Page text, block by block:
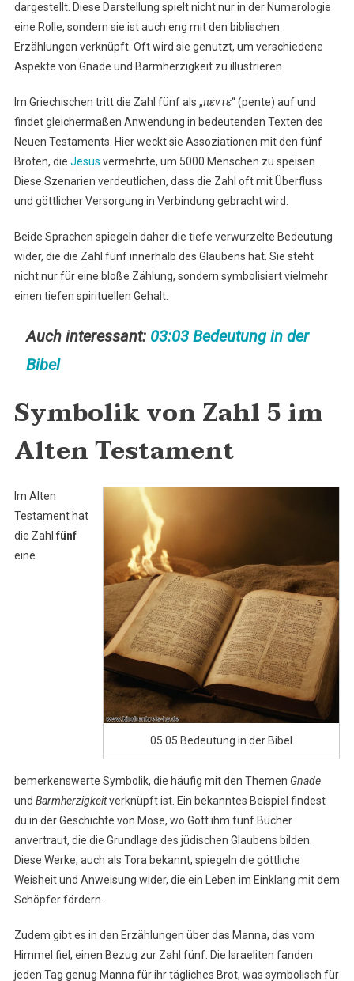
dargestellt. Diese Darstellung spielt nicht nur in der Numerologie
eine Rolle, sondern sie ist auch eng mit den biblischen
Erzählungen verknüpft. Oft wird sie genutzt, um verschiedene
Aspekte von Gnade und Barmherzigkeit zu illustrieren.
Im Griechischen tritt die Zahl fünf als „πέντε“ (pente) auf und
findet gleichermaßen Anwendung in bedeutenden Texten des
Neuen Testaments. Hier weckt sie Assoziationen mit den fünf
Broten, die Jesus vermehrte, um 5000 Menschen zu speisen.
Diese Szenarien verdeutlichen, dass die Zahl oft mit Überfluss
und göttlicher Versorgung in Verbindung gebracht wird.
Beide Sprachen spiegeln daher die tiefe verwurzelte Bedeutung
wider, die die Zahl fünf innerhalb des Glaubens hat. Sie steht
nicht nur für eine bloße Zählung, sondern symbolisiert vielmehr
einen tiefen spirituellen Gehalt.
Auch interessant: 03:03 Bedeutung in der
Bibel
Symbolik von Zahl 5 im
Alten Testament
05:05 Bedeutung in der Bibel
Im Alten
Testament hat
die Zahl fünf
eine
bemerkenswerte Symbolik, die häufig mit den Themen Gnade
und Barmherzigkeitverknüpft ist. Ein bekanntes Beispiel findest
du in der Geschichte von Mose, wo Gott ihm fünf Bücher
anvertraut, die die Grundlage des jüdischen Glaubens bilden.
Diese Werke, auch als Tora bekannt, spiegeln die göttliche
Weisheit und Anweisung wider, die ein Leben im Einklang mit dem
Schöpfer fördern.
Zudem gibt es in den Erzählungen über das Manna, das vom
Himmel fiel, einen Bezug zur Zahl fünf. Die Israeliten fanden
jeden Tag genug Manna für ihr tägliches Brot, was symbolisch für